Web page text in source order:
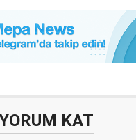
KAT